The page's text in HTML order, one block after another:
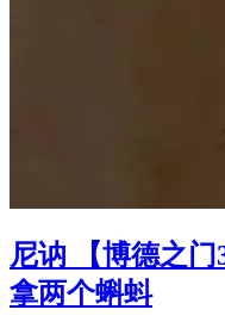
尼讷 【博德之门
拿两个蝌蚪